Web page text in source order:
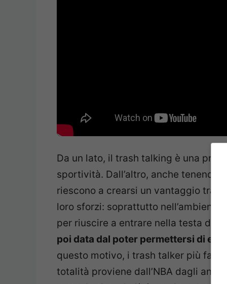
Da un lato, il trash talking è una
sportività. Dall’altro, anche tenendo
riescono a crearsi un vantaggio
loro sforzi: soprattutto nell’ambiente
per riuscire a entrare nella testa
poi data dal poter permettersi di
questo motivo, i trash talker più
totalità proviene dall’NBA dagli anni